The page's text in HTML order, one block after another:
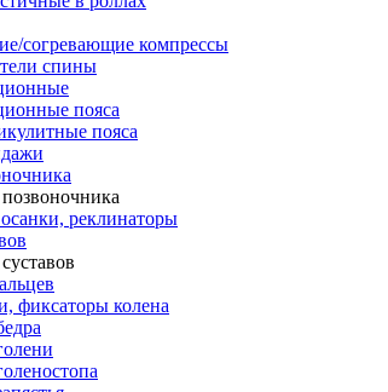
согревающие компрессы
спины
пояса
пояса
реклинаторы
фиксаторы колена